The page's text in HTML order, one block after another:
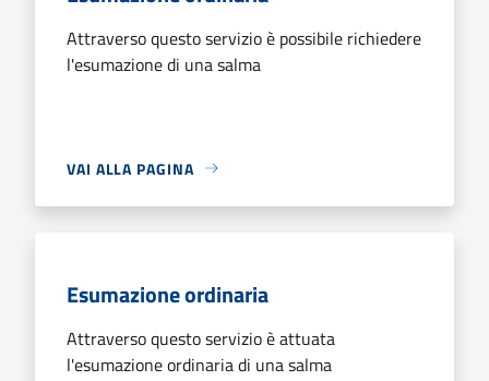
Attraverso questo servizio è possibile richiedere
l'esumazione di una salma
VAI ALLA PAGINA
Esumazione ordinaria
Attraverso questo servizio è attuata
l'esumazione ordinaria di una salma